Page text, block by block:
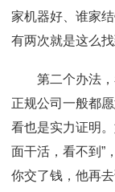
家机器好、谁家
有两次就是这么
第二个办法
正规公司一般都
看也是实力证明
面干活，看不到”
你交了钱，他再